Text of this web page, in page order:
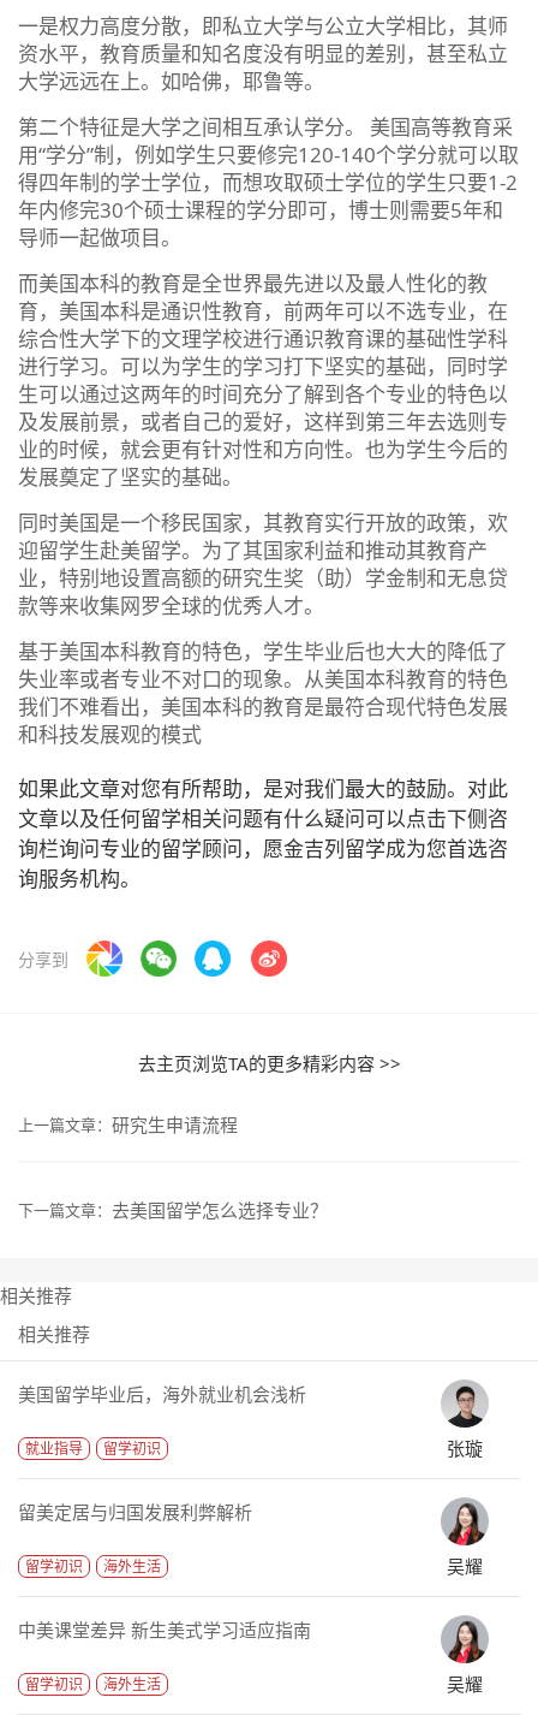
一是权力高度分散，即私立大学与公立大学相比，其师
资水平，教育质量和知名度没有明显的差别，甚至私立
大学远远在上。如哈佛，耶鲁等。
第二个特征是大学之间相互承认学分。 美国高等教育采
用“学分”制，例如学生只要修完120-140个学分就可以取
得四年制的学士学位，而想攻取硕士学位的学生只要1-2
年内修完30个硕士课程的学分即可，博士则需要5年和
导师一起做项目。
而美国本科的教育是全世界最先进以及最人性化的教
育，美国本科是通识性教育，前两年可以不选专业，在
综合性大学下的文理学校进行通识教育课的基础性学科
进行学习。可以为学生的学习打下坚实的基础，同时学
生可以通过这两年的时间充分了解到各个专业的特色以
及发展前景，或者自己的爱好，这样到第三年去选则专
业的时候，就会更有针对性和方向性。也为学生今后的
发展奠定了坚实的基础。
同时美国是一个移民国家，其教育实行开放的政策，欢
迎留学生赴美留学。为了其国家利益和推动其教育产
业，特别地设置高额的研究生奖（助）学金制和无息贷
款等来收集网罗全球的优秀人才。
基于美国本科教育的特色，学生毕业后也大大的降低了
失业率或者专业不对口的现象。从美国本科教育的特色
我们不难看出，美国本科的教育是最符合现代特色发展
和科技发展观的模式
如果此文章对您有所帮助，是对我们最大的鼓励。对此
文章以及任何留学相关问题有什么疑问可以点击下侧咨
询栏询问专业的留学顾问，愿金吉列留学成为您首选咨
询服务机构。
分享到
去主页浏览TA的更多精彩内容 >>
上一篇文章： 研究生申请流程
下一篇文章： 去美国留学怎么选择专业？
相关推荐
相关推荐
美国留学毕业后，海外就业机会浅析
就业指导 留学初识 张璇
留美定居与归国发展利弊解析
留学初识 海外生活 吴耀
中美课堂差异 新生美式学习适应指南
留学初识 海外生活 吴耀